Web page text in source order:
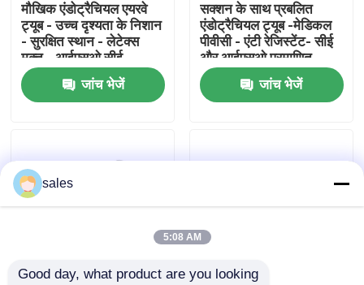
फैक्टरी यात्रा
गुणवत्ता नियंत्रण
एक बोली का अनुरोध
स्वरयंत्र मुखौटा वायुमार्ग
मौखिक एंडोट्रैचियल एयरवे
ट्यूब - उच्च दृश्यता के निशान
- सुरक्षित स्थान - लेटेक्स
मुक्त - आईएसओ सीई
प्रमाणन
जांच भेजें
सक्शन के साथ प्रबलित
एंडोट्रैचियल ट्यूब -मेडिकल
पीवीसी - एंटी रेजिस्टेंट- सीई
और आईएसओ प्रमाणित
जांच भेजें
sales
5:08 AM
Good day, what product are you looking